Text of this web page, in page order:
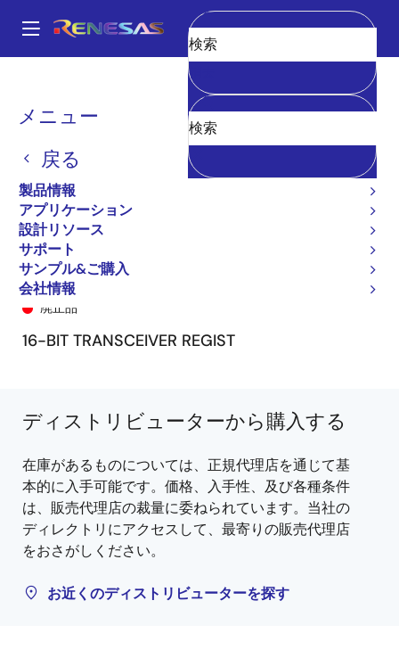
ン
Main
navigation
メニュー
戻る
製品情報
アプリケーション
設計リソース
サポート
サンプル&ご購入
会社情報
消去
パ
く
ず
74FCT162646T 74FCT162646CTPV
74FCT162646CTPV
廃止品
16-BIT TRANSCEIVER REGIST
ディストリビューターから購入する
在庫があるものについては、正規代理店を通じて基
本的に入手可能です。価格、入手性、及び各種条件
は、販売代理店の裁量に委ねられています。当社の
ディレクトリにアクセスして、最寄りの販売代理店
をおさがしください。
お近くのディストリビューターを探す